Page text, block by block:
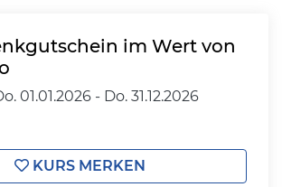
im Wert von
01.01.2026 - Do. 31.12.2026
KURS MERKEN